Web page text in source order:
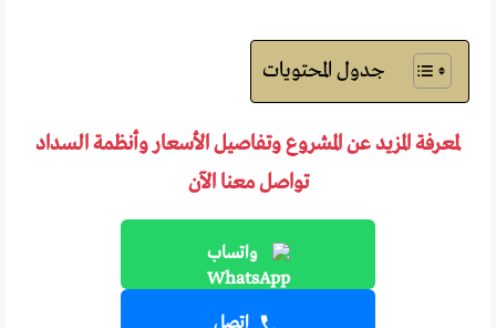
جدول المحتويات
لمعرفة المزيد عن المشروع وتفاصيل الأسعار وأنظمة السداد
تواصل معنا الآن
واتساب